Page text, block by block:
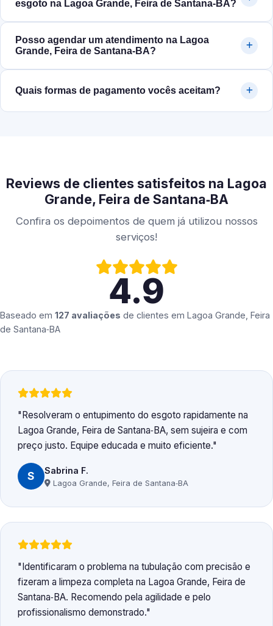
esgoto na Lagoa Grande, Feira de Santana‑BA?
Posso agendar um atendimento na Lagoa
Grande, Feira de Santana‑BA?
Quais formas de pagamento vocês aceitam?
Reviews de clientes satisfeitos na Lagoa
Grande, Feira de Santana‑BA
Confira os depoimentos de quem já utilizou nossos
serviços!
4.9
Baseado em 127 avaliações de clientes em Lagoa Grande, Feira
de Santana‑BA
Resolveram o entupimento do esgoto rapidamente na
Lagoa Grande, Feira de Santana‑BA, sem sujeira e com
preço justo. Equipe educada e muito eficiente.
S Sabrina F.
Lagoa Grande, Feira de Santana‑BA
Identificaram o problema na tubulação com precisão e
fizeram a limpeza completa na Lagoa Grande, Feira de
Santana‑BA. Recomendo pela agilidade e pelo
profissionalismo demonstrado.